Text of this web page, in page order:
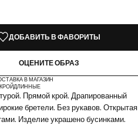
ДОБАВИТЬ В ФАВОРИТЫ
ОЦЕНИТЕ ОБРАЗ
В МАГАЗИН
ДЛИННЫЕ
Прямой крой. Драпированный
бретели. Без рукавов. Открытая
Изделие украшено бусинками.